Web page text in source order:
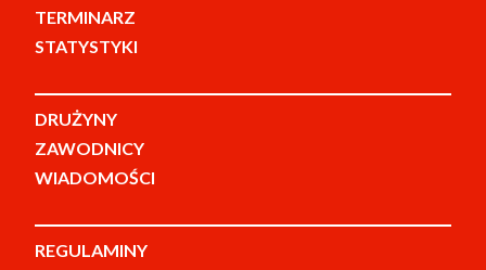
TERMINARZ
STATYSTYKI
DRUŻYNY
ZAWODNICY
WIADOMOŚCI
REGULAMINY